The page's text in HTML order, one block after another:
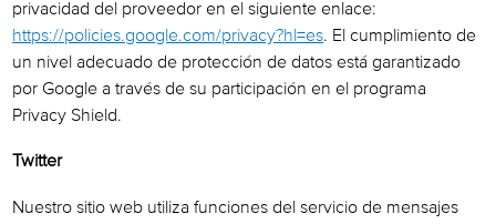
privacidad del proveedor en el siguiente enlace:
https://policies.google.com/privacy?hl=es. El cumplimiento de
un nivel adecuado de protección de datos está garantizado
por Google a través de su participación en el programa
Privacy Shield.
Twitter
Nuestro sitio web utiliza funciones del servicio de mensajes